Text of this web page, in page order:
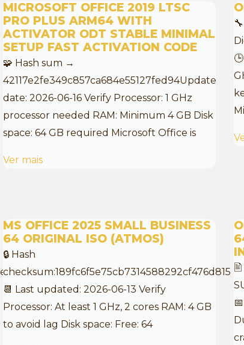
MICROSOFT OFFICE 2019 LTSC
PRO PLUS ARM64 WITH
ACTIVATOR ODT STABLE MINIMAL
SETUP FAST ACTIVATION CODE
🧩 Hash sum →
42117e2fe349c857ca684e55127fed94Update
date: 2026-06-16 Verify Processor: 1 GHz
processor needed RAM: Minimum 4 GB Disk
space: 64 GB required Microsoft Office is
Ver mais
🔧
MS OFFICE 2025 SMALL BUSINESS
64 ORIGINAL ISO (ATMOS)
🔒 Hash
checksum:189fc6f5e75cb7314588292cf476d815
📆 Last updated: 2026-06-13 Verify
Processor: At least 1 GHz, 2 cores RAM: 4 GB
to avoid lag Disk space: Free: 64
🖹